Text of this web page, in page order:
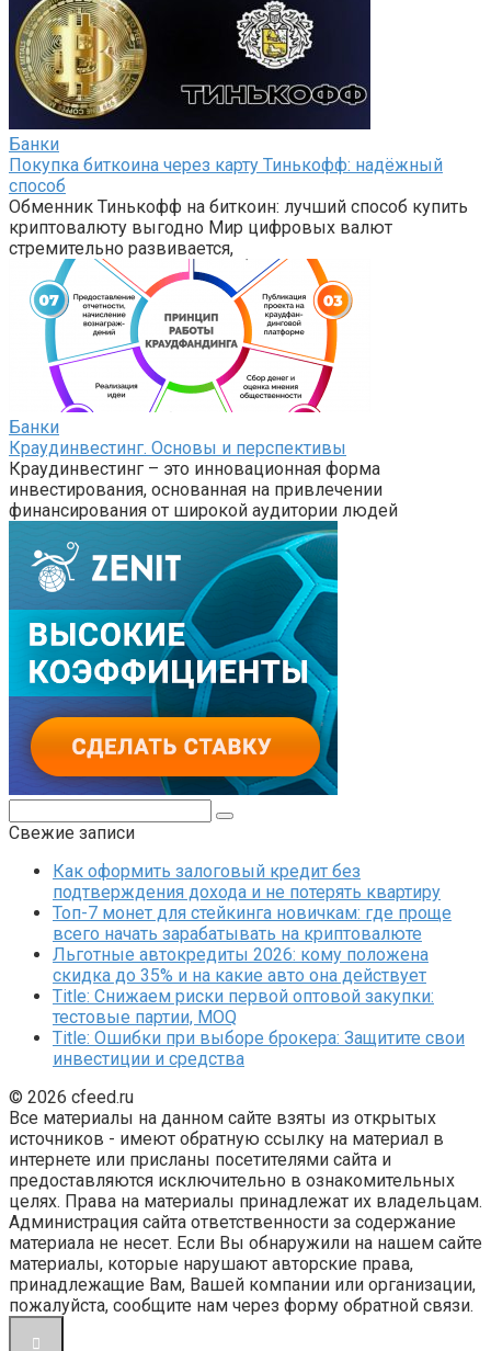
Банки
Покупка биткоина через карту Тинькофф: надёжный
способ
Обменник Тинькофф на биткоин: лучший способ купить
криптовалюту выгодно Мир цифровых валют
стремительно развивается,
Банки
Краудинвестинг. Основы и перспективы
Краудинвестинг – это инновационная форма
инвестирования, основанная на привлечении
финансирования от широкой аудитории людей
Свежие записи
Как оформить залоговый кредит без
подтверждения дохода и не потерять квартиру
Топ-7 монет для стейкинга новичкам: где проще
всего начать зарабатывать на криптовалюте
Льготные автокредиты 2026: кому положена
скидка до 35% и на какие авто она действует
Title: Снижаем риски первой оптовой закупки:
тестовые партии, MOQ
Title: Ошибки при выборе брокера: Защитите свои
инвестиции и средства
© 2026 cfeed.ru
Все материалы на данном сайте взяты из открытых
источников - имеют обратную ссылку на материал в
интернете или присланы посетителями сайта и
предоставляются исключительно в ознакомительных
целях. Права на материалы принадлежат их владельцам.
Администрация сайта ответственности за содержание
материала не несет. Если Вы обнаружили на нашем сайте
материалы, которые нарушают авторские права,
принадлежащие Вам, Вашей компании или организации,
пожалуйста, сообщите нам через форму обратной связи.